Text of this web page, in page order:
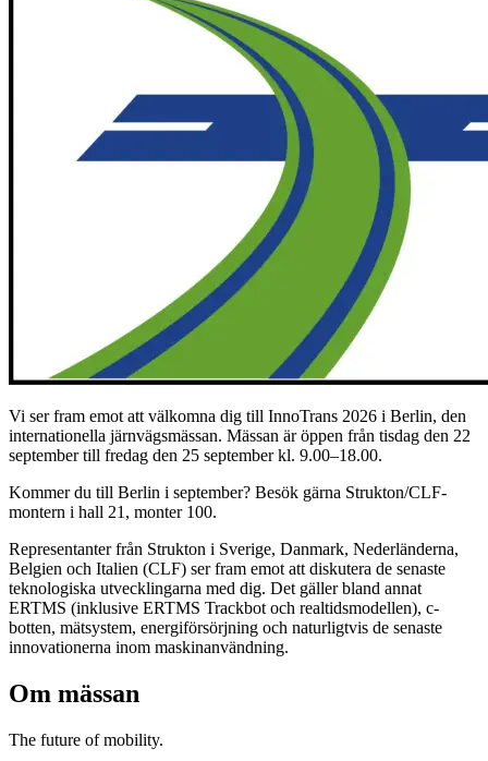
Vi ser fram emot att välkomna dig till InnoTrans 2026 i Berlin, den
internationella järnvägsmässan. Mässan är öppen från tisdag den 22
september till fredag den 25 september kl. 9.00–18.00.
Kommer du till Berlin i september? Besök gärna Strukton/CLF-
montern i hall 21, monter 100.
Representanter från Strukton i Sverige, Danmark, Nederländerna,
Belgien och Italien (CLF) ser fram emot att diskutera de senaste
teknologiska utvecklingarna med dig. Det gäller bland annat
ERTMS (inklusive ERTMS Trackbot och realtidsmodellen), c-
botten, mätsystem, energiförsörjning och naturligtvis de senaste
innovationerna inom maskinanvändning.
Om mässan
The future of mobility.